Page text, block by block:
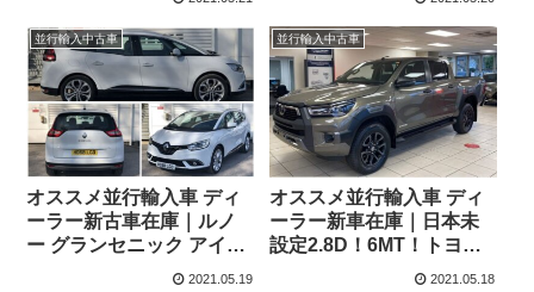
6MT 左ハンドル
並行輸入中古車
オススメ並行輸入車 ディ
ーラー新古車在庫｜ルノ
ー グランセニック アイコ
ニック TCe 140 1.3 6MT 5
2021.05.19
並行輸入中古車
オススメ並行輸入車 ディ
ーラー新車在庫｜日本未
設定2.8D！6MT！トヨタ
ハイラックス DoubleCab
2021.05.18